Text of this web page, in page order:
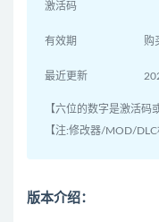
激活码
有效期 购
最近更新
【六位的数字是激活码
【注:修改器/MOD/
版本介绍：